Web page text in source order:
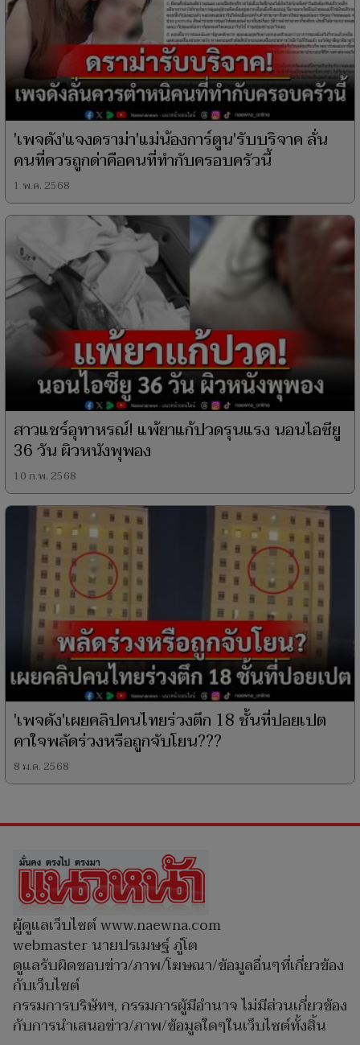
'เพจดัง'แจงดราม่า'แม่น้องการ์ตูน'รับบริจาค ลั่น
คนที่ควรถูกด่าคือคนที่ทำกับครอบครัวนี้
1 พ.ค. 2568
สาวแชร์อุทาหรณ์! แพ้ยาแก้ปวดรุนแรง นอนไอซียู
36 วัน ผิวหนังพุพอง
10 ก.พ. 2568
'เพจดัง'เผยคลิปคนไทยร่วงตึก 18 ชั้นที่ปอยเปต
คาใจพลัดร่วงหรือถูกจับโยน???
8 ม.ค. 2568
ผู้ดูแลเว็บไซต์ www.naewna.com
webmaster นายปรเมษฐ์ ภู่โต
ดูแลรับผิดชอบข่าว/ภาพ/โฆษณา/ข้อมูลอื่นๆที่เกี่ยวข้อง
กับเว็บไซต์
กรรมการบริษัทฯ, กรรมการผู้มีอำนาจ ไม่มีส่วนเกี่ยวข้อง
กับการนำเสนอข่าว/ภาพ/ข้อมูลใดๆในเว็บไซต์ทั้งสิ้น